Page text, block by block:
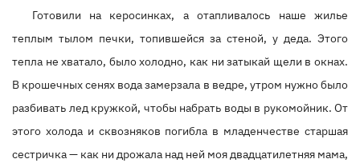
Готовили на керосинках, а отапливалось наше жилье
теплым тылом печки, топившейся за стеной, у деда. Этого
тепла не хватало, было холодно, как ни затыкай щели в окнах.
В крошечных сенях вода замерзала в ведре, утром нужно было
разбивать лед кружкой, чтобы набрать воды в рукомойник. От
этого холода и сквозняков погибла в младенчестве старшая
сестричка — как ни дрожала над ней моя двадцатилетняя мама,